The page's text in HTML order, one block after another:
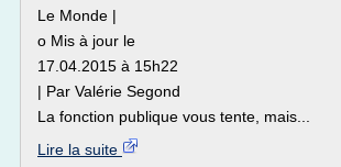
Le Monde |
o Mis à jour le
17.04.2015 à 15h22
| Par Valérie Segond
La fonction publique vous tente, mais...
Lire la suite